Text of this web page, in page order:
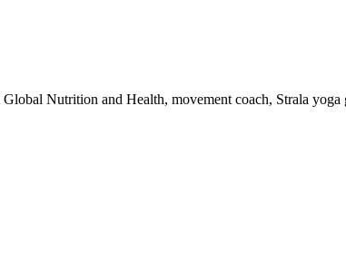
Nutrition and Health, movement coach, Strala